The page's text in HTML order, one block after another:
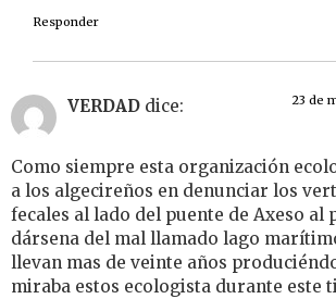
Responder
VERDAD dice: 23 de
Como siempre esta organización
a los algecireños en denunciar los
fecales al lado del puente de Axeso al
dársena del mal llamado lago
llevan mas de veinte años
miraba estos ecologista durante este